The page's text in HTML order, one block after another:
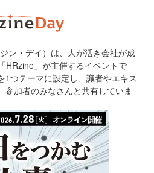
ン・デイ）は、人が活き会社が成
HRzine」が主催するイベントで
1つテーマに設定し、識者やエキス
参加者のみなさんと共有していま